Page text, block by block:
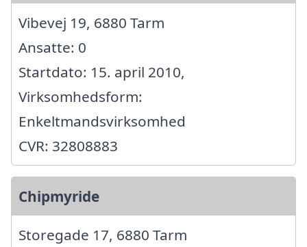
Vibevej 19, 6880 Tarm
Ansatte: 0
Startdato: 15. april 2010,
Virksomhedsform:
Enkeltmandsvirksomhed
CVR: 32808883
Chipmyride
Storegade 17, 6880 Tarm